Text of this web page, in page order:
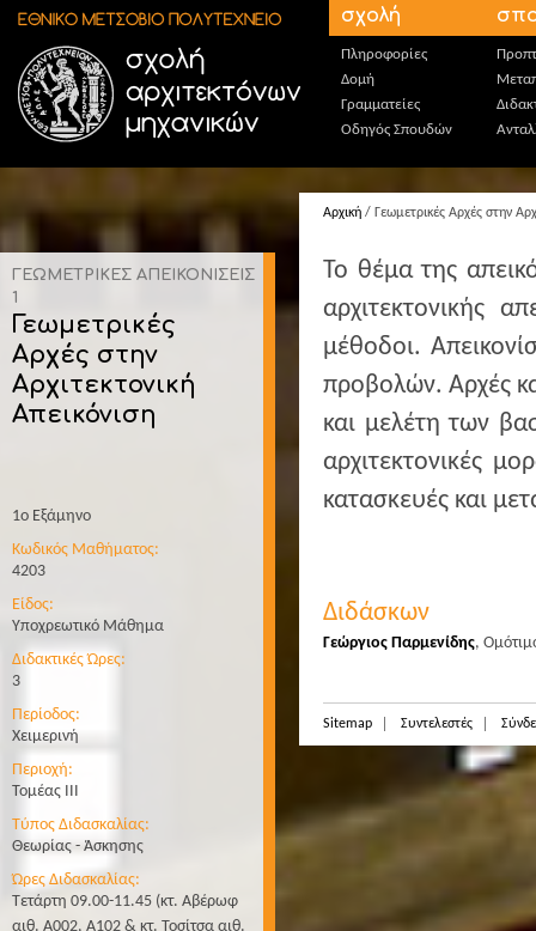
Παράκαμψη προς το κυρίως περιεχόμενο σχολή
Πληροφορίες
Δομή
Γραμματείες
Οδηγός Σπουδών
ΓΕΩΜΕΤΡΙΚΕΣ ΑΠΕΙΚΟΝΙΣΕΙΣ
1
Γεωμετρικές
Αρχές στην
Αρχιτεκτονική
Απεικόνιση
1ο Εξάμηνο
Κωδικός Μαθήματος:
4203
Είδος:
Υποχρεωτικό Μάθημα
Διδακτικές Ώρες:
3
Περίοδος:
Χειμερινή
Περιοχή:
Τομέας ΙΙΙ
Τύπος Διδασκαλίας:
Θεωρίας - Άσκησης
Ώρες Διδασκαλίας:
Τετάρτη 09.00-11.45 (κτ. Αβέρωφ
αιθ. Α002, Α102 & κτ. Τοσίτσα αιθ.
Αρχική / Γεωμετρικές Αρχές στην
Το θέμα της
αρχιτεκτονικής
μέθοδοι.
προβολών. Αρχές
και μελέτη των
αρχιτεκτονικές
κατασκευές και
Διδάσκων
Γεώργιος Παρμενίδης,
Sitemap Συντελεστές